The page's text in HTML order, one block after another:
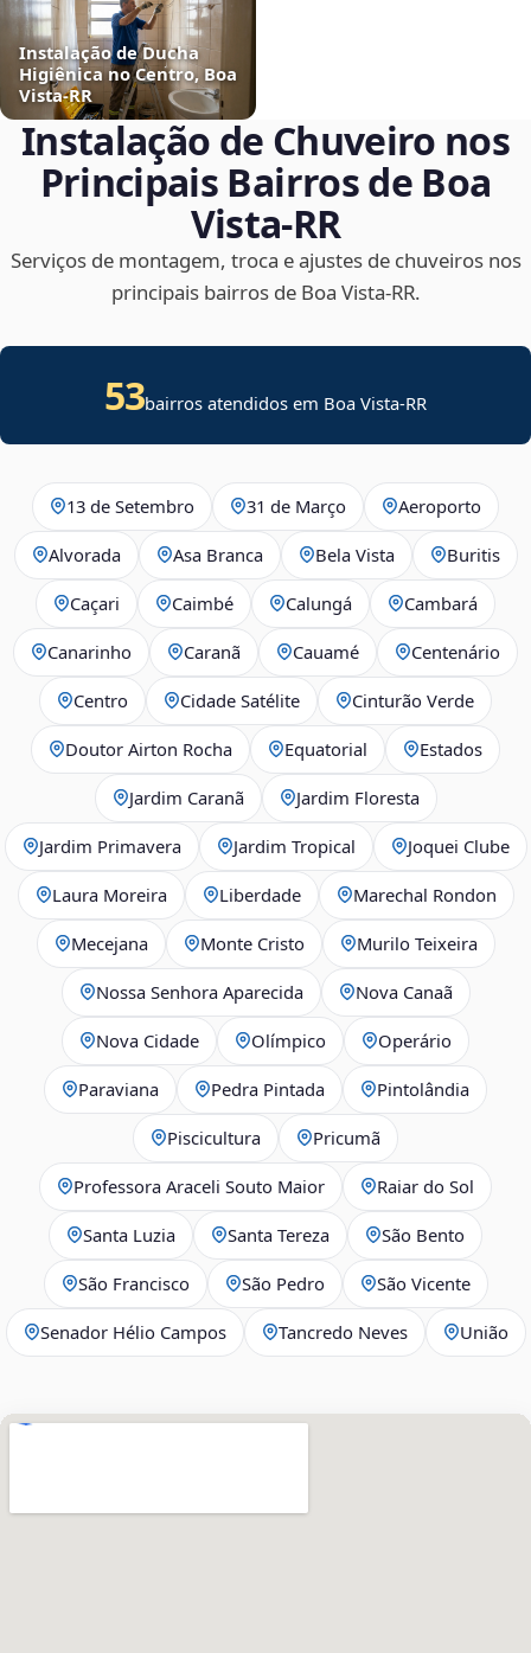
Instalação de Ducha
Higiênica no Centro, Boa
Vista‑RR
Instalação de Chuveiro nos
Principais Bairros de Boa
Vista‑RR
Serviços de montagem, troca e ajustes de chuveiros nos
principais bairros de Boa Vista‑RR.
53bairros atendidos em Boa Vista-RR
13 de Setembro 31 de Março Aeroporto
Alvorada Asa Branca Bela Vista Buritis
Caçari Caimbé Calungá Cambará
Canarinho Caranã Cauamé Centenário
Centro Cidade Satélite Cinturão Verde
Doutor Airton Rocha Equatorial Estados
Jardim Caranã Jardim Floresta
Jardim Primavera Jardim Tropical Joquei Clube
Laura Moreira Liberdade Marechal Rondon
Mecejana Monte Cristo Murilo Teixeira
Nossa Senhora Aparecida Nova Canaã
Nova Cidade Olímpico Operário
Paraviana Pedra Pintada Pintolândia
Piscicultura Pricumã
Professora Araceli Souto Maior Raiar do Sol
Santa Luzia Santa Tereza São Bento
São Francisco São Pedro São Vicente
Senador Hélio Campos Tancredo Neves União